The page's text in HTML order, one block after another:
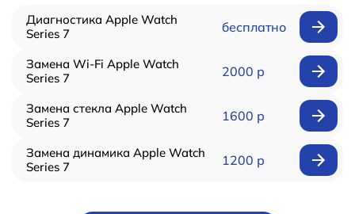
Диагностика Apple Watch
Series 7
бесплатно
Замена Wi-Fi Apple Watch
Series 7
2000 р
Замена стекла Apple Watch
Series 7
1600 р
Замена динамика Apple Watch
Series 7
1200 р